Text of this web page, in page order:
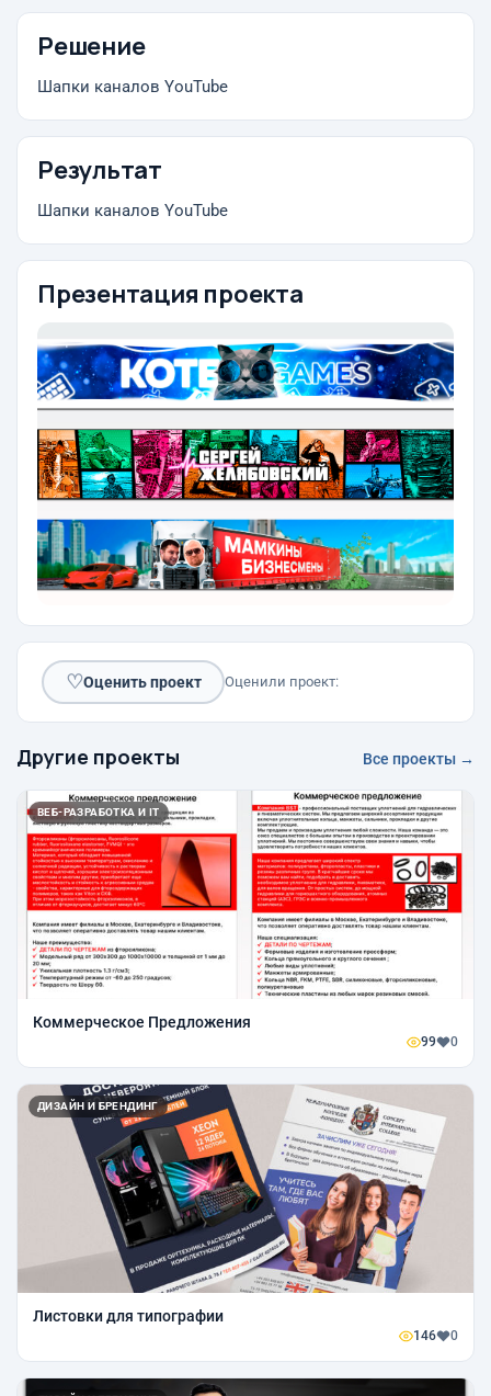
Решение
Шапки каналов YouTube
Результат
Шапки каналов YouTube
Презентация проекта
♡Оценить проект Оценили проект:
Другие проекты Все проекты →
ВЕБ-РАЗРАБОТКА И IT
Коммерческое Предложения
99 0
ДИЗАЙН И БРЕНДИНГ
Листовки для типографии
146 0